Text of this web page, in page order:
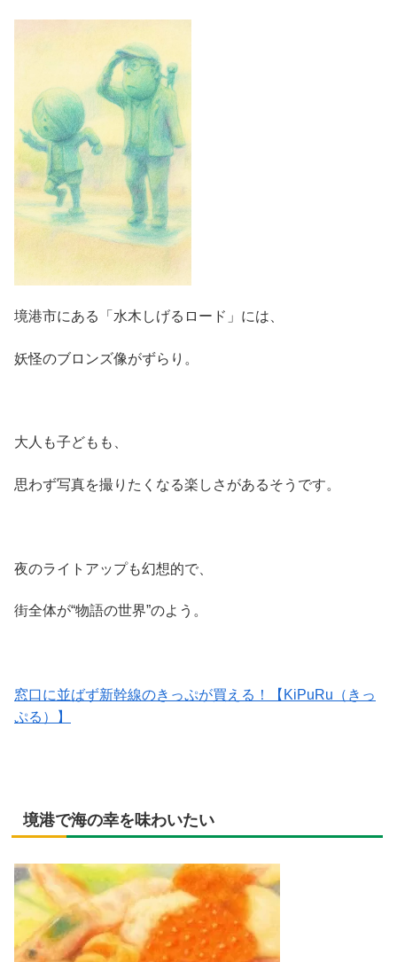
境港市にある「水木しげるロード」には、
妖怪のブロンズ像がずらり。
大人も子どもも、
思わず写真を撮りたくなる楽しさがあるそうです。
夜のライトアップも幻想的で、
街全体が“物語の世界”のよう。
窓口に並ばず新幹線のきっぷが買える！【KiPuRu（きっ
ぷる）】
境港で海の幸を味わいたい